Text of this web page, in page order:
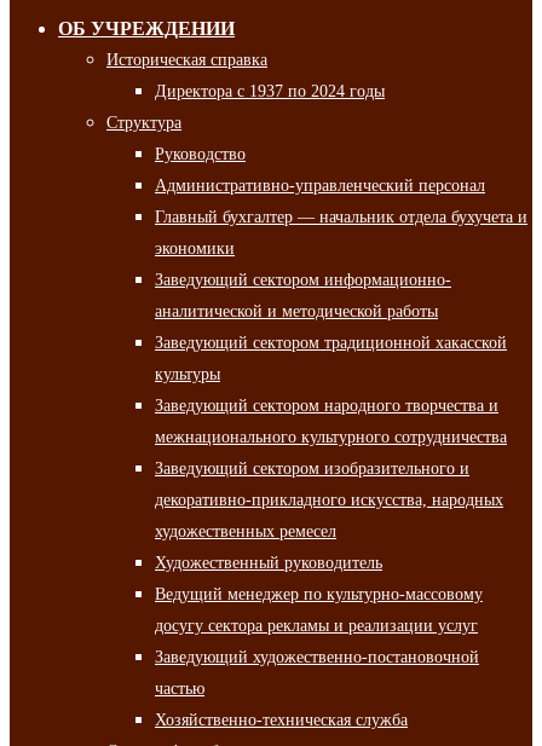
ОБ УЧРЕЖДЕНИИ
Историческая справка
Директора с 1937 по 2024 годы
Структура
Руководство
Административно-управленческий персонал
Главный бухгалтер — начальник отдела бухучета и
экономики
Заведующий сектором информационно-
аналитической и методической работы
Заведующий сектором традиционной хакасской
культуры
Заведующий сектором народного творчества и
межнационального культурного сотрудничества
Заведующий сектором изобразительного и
декоративно-прикладного искусства, народных
художественных ремесел
Художественный руководитель
Ведущий менеджер по культурно-массовому
досугу сектора рекламы и реализации услуг
Заведующий художественно-постановочной
частью
Хозяйственно-техническая служба